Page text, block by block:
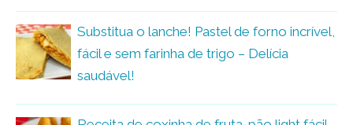
Substitua o lanche! Pastel de forno incrível,
fácil e sem farinha de trigo – Delícia
saudável!